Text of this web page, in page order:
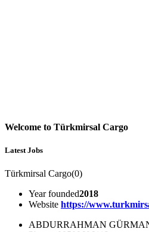
Welcome to Türkmirsal Cargo
Latest Jobs
Türkmirsal Cargo(0)
Year founded2018
Website https://
ABDURRAHMAN